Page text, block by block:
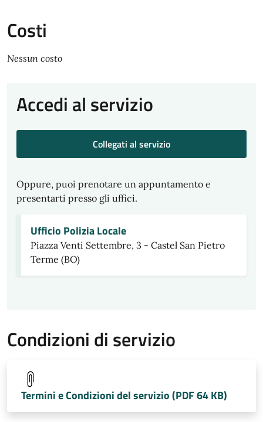
Costi
Nessun costo
Accedi al servizio
Collegati al servizio
Oppure, puoi prenotare un appuntamento e
presentarti presso gli uffici.
Ufficio Polizia Locale
Piazza Venti Settembre, 3 - Castel San Pietro
Terme (BO)
Condizioni di servizio
Termini e Condizioni del servizio (PDF 64 KB)